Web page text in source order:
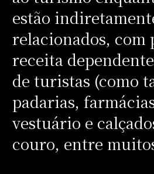
estão
relacionados, com
receita
de turistas (como
padarias,
vestuário e
couro, entre